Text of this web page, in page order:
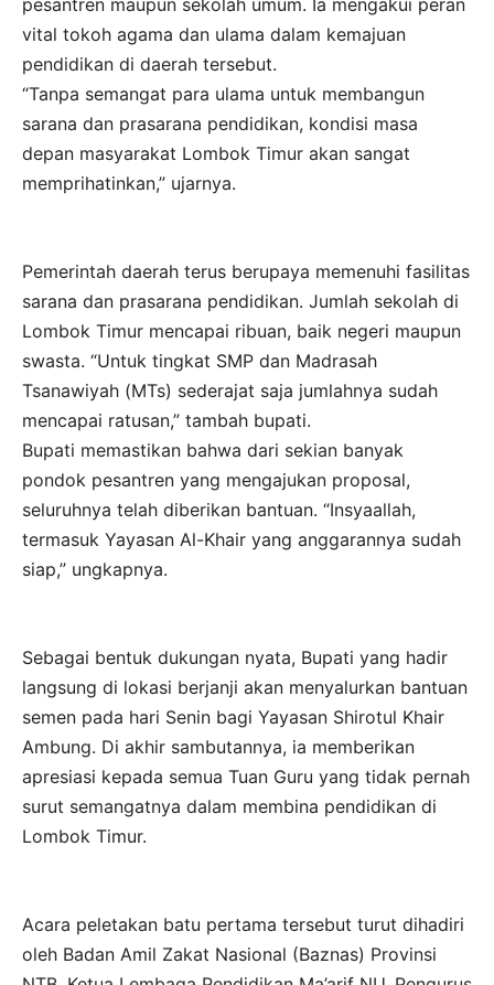
pesantren maupun sekolah umum. Ia mengakui peran
vital tokoh agama dan ulama dalam kemajuan
pendidikan di daerah tersebut.
“Tanpa semangat para ulama untuk membangun
sarana dan prasarana pendidikan, kondisi masa
depan masyarakat Lombok Timur akan sangat
memprihatinkan,” ujarnya.
Pemerintah daerah terus berupaya memenuhi fasilitas
sarana dan prasarana pendidikan. Jumlah sekolah di
Lombok Timur mencapai ribuan, baik negeri maupun
swasta. “Untuk tingkat SMP dan Madrasah
Tsanawiyah (MTs) sederajat saja jumlahnya sudah
mencapai ratusan,” tambah bupati.
Bupati memastikan bahwa dari sekian banyak
pondok pesantren yang mengajukan proposal,
seluruhnya telah diberikan bantuan. “Insyaallah,
termasuk Yayasan Al-Khair yang anggarannya sudah
siap,” ungkapnya.
Sebagai bentuk dukungan nyata, Bupati yang hadir
langsung di lokasi berjanji akan menyalurkan bantuan
semen pada hari Senin bagi Yayasan Shirotul Khair
Ambung. Di akhir sambutannya, ia memberikan
apresiasi kepada semua Tuan Guru yang tidak pernah
surut semangatnya dalam membina pendidikan di
Lombok Timur.
Acara peletakan batu pertama tersebut turut dihadiri
oleh Badan Amil Zakat Nasional (Baznas) Provinsi